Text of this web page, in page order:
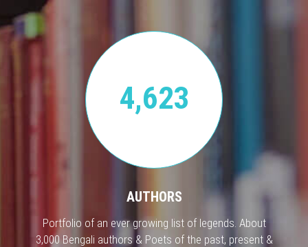
4,623
AUTHORS
Portfolio of an ever growing list of legends. About
3,000 Bengali authors & Poets of the past, present &